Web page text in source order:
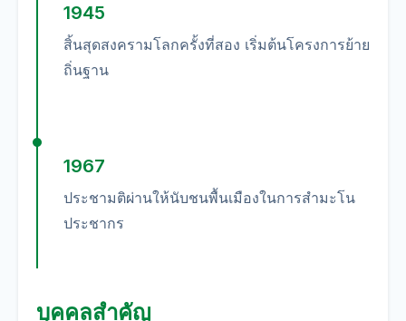
1945
สิ้นสุดสงครามโลกครั้งที่สอง เริ่มต้นโครงการย้าย
ถิ่นฐาน
1967
ประชามติผ่านให้นับชนพื้นเมืองในการสำมะโน
ประชากร
บุคคลสำคัญ